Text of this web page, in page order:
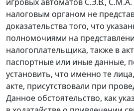
игровых автоматов С.Э.В.,
налоговым органом не
доказательства того, что
полномочиями на
налогоплательщика, также в
паспортные или иные данные,
установить, что именно те
акте, присутствовали при
Данное обстоятельство, как